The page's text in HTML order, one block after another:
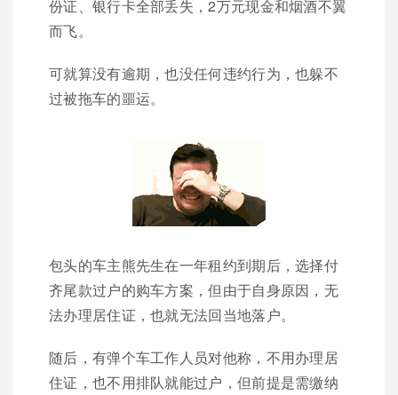
份证、银行卡全部丢失，2万元现金和烟酒不翼
而飞。
可就算没有逾期，也没任何违约行为，也躲不
过被拖车的噩运。
包头的车主熊先生在一年租约到期后，选择付
齐尾款过户的购车方案，但由于自身原因，无
法办理居住证，也就无法回当地落户。
随后，有弹个车工作人员对他称，不用办理居
住证，也不用排队就能过户，但前提是需缴纳